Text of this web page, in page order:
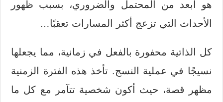
هو أبعد من المحتمل والضروري، بسبب ظهور
الأحداث التي تزعج أكثر المسارات تعقبًا…
كل الذاتية محفورة بالفعل في زمانية، مما يجعلها
نسيجًا في عملية النسج. تأخذ هذه الفترة الزمنية
مظهر قصة، حيث أكون شخصية تتآمر مع كل ما